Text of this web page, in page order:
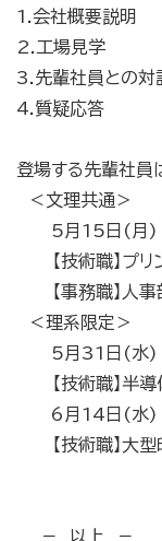
1.会社概要説明
2.工場見学
3.先輩社員との対
4.質疑応
登場する先輩社員
＜文理共通＞
5月15日(月)
【技術職】プリ
【事務職】人事
＜理系限定＞
5月31日(水)
【技術職】半導
6月14日(水)
【技術職】大型
－ 以上 －